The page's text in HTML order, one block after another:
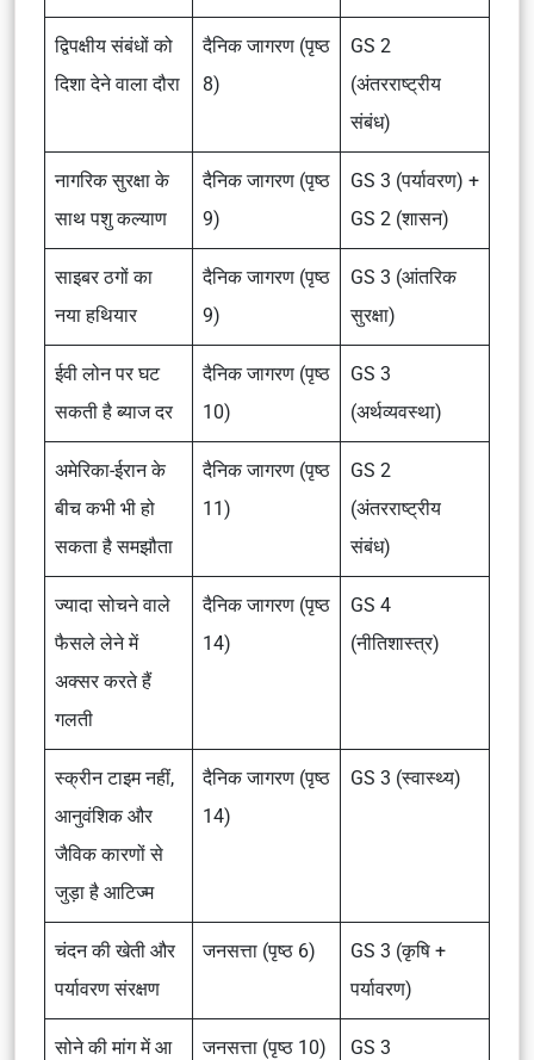
द्विपक्षीय संबंधों को
दिशा देने वाला दौरा
दैनिक जागरण (पृष्ठ
8)
GS 2
(अंतरराष्ट्रीय
संबंध)
नागरिक सुरक्षा के
साथ पशु कल्याण
दैनिक जागरण (पृष्ठ
9)
GS 3 (पर्यावरण) +
GS 2 (शासन)
साइबर ठगों का
नया हथियार
दैनिक जागरण (पृष्ठ
9)
GS 3 (आंतरिक
सुरक्षा)
ईवी लोन पर घट
सकती है ब्याज दर
दैनिक जागरण (पृष्ठ
10)
GS 3
(अर्थव्यवस्था)
अमेरिका-ईरान के
बीच कभी भी हो
सकता है समझौता
दैनिक जागरण (पृष्ठ
11)
GS 2
(अंतरराष्ट्रीय
संबंध)
ज्यादा सोचने वाले
फैसले लेने में
अक्सर करते हैं
गलती
दैनिक जागरण (पृष्ठ
14)
GS 4
(नीतिशास्त्र)
स्क्रीन टाइम नहीं,
आनुवंशिक और
जैविक कारणों से
जुड़ा है आटिज्म
दैनिक जागरण (पृष्ठ
14)
GS 3 (स्वास्थ्य)
चंदन की खेती और
पर्यावरण संरक्षण
जनसत्ता (पृष्ठ 6)
GS 3 (कृषि +
पर्यावरण)
सोने की मांग में आ
जनसत्ता (पृष्ठ 10)
GS 3